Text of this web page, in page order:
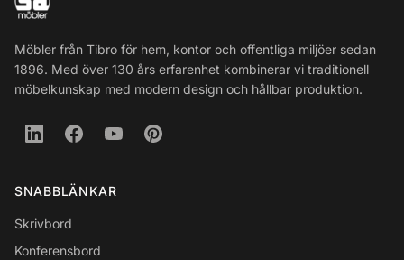
Möbler från Tibro för hem, kontor och offentliga miljöer sedan
1896. Med över 130 års erfarenhet kombinerar vi traditionell
möbelkunskap med modern design och hållbar produktion.
SNABBLÄNKAR
Skrivbord
Konferensbord